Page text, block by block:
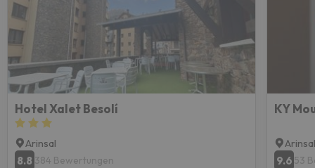
Hotel Xalet Besolí
Arinsal
8.8 384 Bewertungen
KY
9.6 53